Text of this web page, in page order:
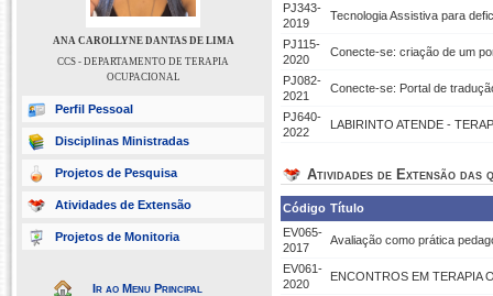
ANA CAROLLYNE DANTAS DE LIMA
CCS - DEPARTAMENTO DE TERAPIA
OCUPACIONAL
Perfil Pessoal
Disciplinas Ministradas
Projetos de Pesquisa
Atividades de Extensão
Projetos de Monitoria
Ir ao Menu Principal
PJ343-
2019
Tecnologia Assistiva para
PJ115-
2020
Conecte-se: criação de um
PJ082-
2021
Conecte-se: Portal de
PJ640-
2022
LABIRINTO ATENDE -
Atividades de Extensão das
Código Título
EV065-
2017
Avaliação como prática
EV061-
2020
ENCONTROS EM TERAPIA